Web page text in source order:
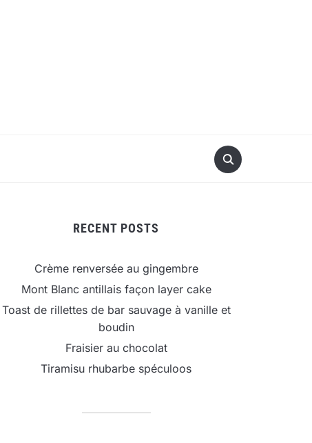
RECENT POSTS
Crème renversée au gingembre
Mont Blanc antillais façon layer cake
Toast de rillettes de bar sauvage à vanille et
boudin
Fraisier au chocolat
Tiramisu rhubarbe spéculoos